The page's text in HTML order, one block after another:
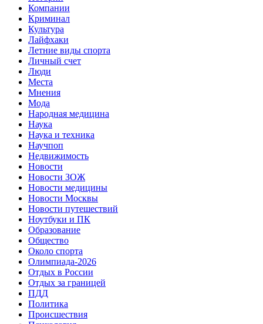
Компании
Криминал
Культура
Лайфхаки
Летние виды спорта
Личный счет
Люди
Места
Мнения
Мода
Народная медицина
Наука
Наука и техника
Научпоп
Недвижимость
Новости
Новости ЗОЖ
Новости медицины
Новости Москвы
Новости путешествий
Ноутбуки и ПК
Образование
Общество
Около спорта
Олимпиада-2026
Отдых в России
Отдых за границей
ПДД
Политика
Происшествия